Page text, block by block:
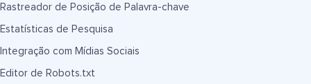
Rastreador de Posição de Palavra-chave
Estatísticas de Pesquisa
Integração com Mídias Sociais
Editor de Robots.txt